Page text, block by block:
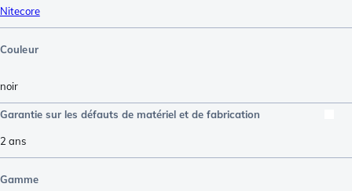
Nitecore
Couleur
noir
Garantie sur les défauts de matériel et de fabrication
2 ans
Gamme